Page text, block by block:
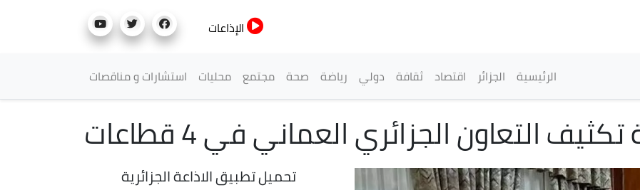
الإذاعات
القائمة الرئيسية
الرئيسية الجزائر اقتصاد ثقافة دولي رياضة صحة مجتمع محليات استشارات و مناقصات
التعاون الجزائري العماني في 4 قطاعات
تحميل تطبيق الاذاعة الجزائرية